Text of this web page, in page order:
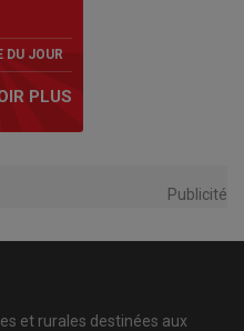
DU JOUR
PLUS
Publicité
et rurales destinées aux